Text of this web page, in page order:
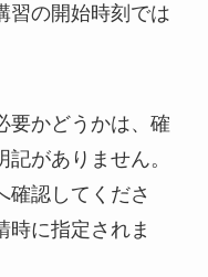
習の開始時刻では
要かどうかは、確
がありません。
確認してくださ
時に指定されま